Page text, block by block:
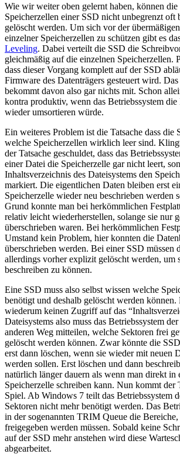
Wie wir weiter oben gelernt haben, können die
Speicherzellen einer SSD nicht unbegrenzt oft
gelöscht werden. Um sich vor der
einzelner Speicherzellen zu schützen gibt es
Leveling. Dabei verteilt die SSD die
gleichmäßig auf die einzelnen Speicherzellen.
dass dieser Vorgang komplett auf der SSD
Firmware des Datenträgers gesteuert wird.
bekommt davon also gar nichts mit. Schon
kontra produktiv, wenn das Betriebssystem
wieder umsortieren würde.
Ein weiteres Problem ist die Tatsache dass die
welche Speicherzellen wirklich leer sind.
der Tatsache geschuldet, dass das
einer Datei die Speicherzelle gar nicht leert,
Inhaltsverzeichnis des Dateisystems den
markiert. Die eigentlichen Daten bleiben erst
Speicherzelle wieder neu beschrieben werden
Grund konnte man bei herkömmlichen
relativ leicht wiederherstellen, solange sie nur
überschrieben waren. Bei herkömmlichen
Umstand kein Problem, hier konnten die
überschrieben werden. Bei einer SSD müssen
allerdings vorher explizit gelöscht werden, um
beschreiben zu können.
Eine SSD muss also selbst wissen welche
benötigt und deshalb gelöscht werden können.
wiederum keinen Zugriff auf das
Dateisystems also muss das Betriebssystem
anderen Weg mitteilen, welche Sektoren frei
gelöscht werden können. Zwar könnte die
erst dann löschen, wenn sie wieder mit neuen
werden sollen. Erst löschen und dann
natürlich länger dauern als wenn man direkt in
Speicherzelle schreiben kann. Nun kommt
Spiel. Ab Windows 7 teilt das Betriebssystem
Sektoren nicht mehr benötigt werden. Das
in der sogenannten TRIM Queue die
freigegeben werden müssen. Sobald keine
auf der SSD mehr anstehen wird diese
abgearbeitet.